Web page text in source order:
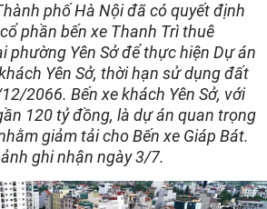
phố Hà Nội đã có quyết định
phần bến xe Thanh Trì thuê
phường Yên Sở để thực hiện Dự án
Yên Sở, thời hạn sử dụng đất
2066. Bến xe khách Yên Sở, với
120 tỷ đồng, là dự án quan trọng
giảm tải cho Bến xe Giáp Bát.
ghi nhận ngày 3/7.